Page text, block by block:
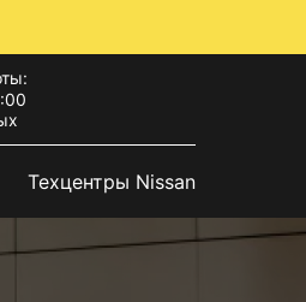
Техцентры Nissan